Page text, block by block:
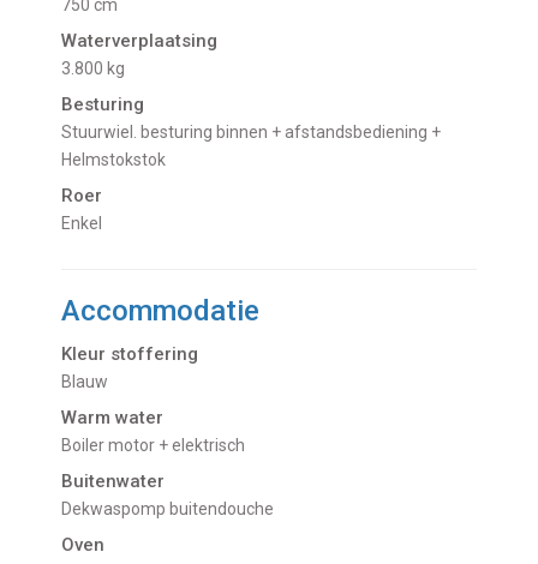
750 cm
Waterverplaatsing
3.800 kg
Besturing
Stuurwiel. besturing binnen + afstandsbediening +
Helmstokstok
Roer
Enkel
Accommodatie
Kleur stoffering
Blauw
Warm water
boiler motor + elektrisch
Buitenwater
dekwaspomp buitendouche
Oven